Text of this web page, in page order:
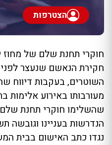
הצטרפות
חוקרי תחנת שלם של מחוז
חקירת הנאשם שנעצר
השוטרים, בעקבות דיווח
מעורבותו באירוע
שהשלימו חוקרי תחנת
הנדרשות בעניינו וגובשה
נגדו כתב האישום בבית